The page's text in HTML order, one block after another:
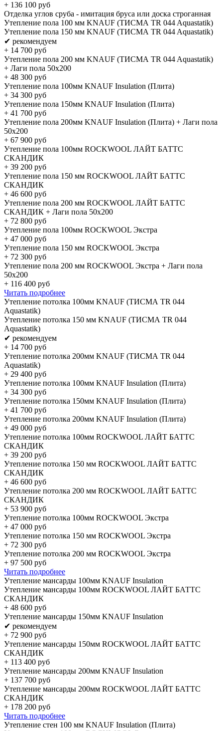
+ 136 100 руб
Отделка углов сруба - имитация бруса или доска строганная
Утепление пола 100 мм KNAUF (ТИСМА TR 044 Aquastatik)
Утепление пола 150 мм KNAUF (ТИСМА TR 044 Aquastatik)
✔ рекомендуем
+ 14 700 руб
Утепление пола 200 мм KNAUF (ТИСМА TR 044 Aquastatik)
+ Лаги пола 50х200
+ 48 300 руб
Утепление пола 100мм KNAUF Insulation (Плита)
+ 34 300 руб
Утепление пола 150мм KNAUF Insulation (Плита)
+ 41 700 руб
Утепление пола 200мм KNAUF Insulation (Плита) + Лаги пола
50х200
+ 67 900 руб
Утепление пола 100мм ROCKWOOL ЛАЙТ БАТТС
СКАНДИК
+ 39 200 руб
Утепление пола 150 мм ROCKWOOL ЛАЙТ БАТТС
СКАНДИК
+ 46 600 руб
Утепление пола 200 мм ROCKWOOL ЛАЙТ БАТТС
СКАНДИК + Лаги пола 50х200
+ 72 800 руб
Утепление пола 100мм ROCKWOOL Экстра
+ 47 000 руб
Утепление пола 150 мм ROCKWOOL Экстра
+ 72 300 руб
Утепление пола 200 мм ROCKWOOL Экстра + Лаги пола
50х200
+ 116 400 руб
Читать подробнее
Утепление потолка 100мм KNAUF (ТИСМА TR 044
Aquastatik)
Утепление потолка 150 мм KNAUF (ТИСМА TR 044
Aquastatik)
✔ рекомендуем
+ 14 700 руб
Утепление потолка 200мм KNAUF (ТИСМА TR 044
Aquastatik)
+ 29 400 руб
Утепление потолка 100мм KNAUF Insulation (Плита)
+ 34 300 руб
Утепление потолка 150мм KNAUF Insulation (Плита)
+ 41 700 руб
Утепление потолка 200мм KNAUF Insulation (Плита)
+ 49 000 руб
Утепление потолка 100мм ROCKWOOL ЛАЙТ БАТТС
СКАНДИК
+ 39 200 руб
Утепление потолка 150 мм ROCKWOOL ЛАЙТ БАТТС
СКАНДИК
+ 46 600 руб
Утепление потолка 200 мм ROCKWOOL ЛАЙТ БАТТС
СКАНДИК
+ 53 900 руб
Утепление потолка 100мм ROCKWOOL Экстра
+ 47 000 руб
Утепление потолка 150 мм ROCKWOOL Экстра
+ 72 300 руб
Утепление потолка 200 мм ROCKWOOL Экстра
+ 97 500 руб
Читать подробнее
Утепление мансарды 100мм KNAUF Insulation
Утепление мансарды 100мм ROCKWOOL ЛАЙТ БАТТС
СКАНДИК
+ 48 600 руб
Утепление мансарды 150мм KNAUF Insulation
✔ рекомендуем
+ 72 900 руб
Утепление мансарды 150мм ROCKWOOL ЛАЙТ БАТТС
СКАНДИК
+ 113 400 руб
Утепление мансарды 200мм KNAUF Insulation
+ 137 700 руб
Утепление мансарды 200мм ROCKWOOL ЛАЙТ БАТТС
СКАНДИК
+ 178 200 руб
Читать подробнее
Утепление стен 100 мм KNAUF Insulation (Плита)